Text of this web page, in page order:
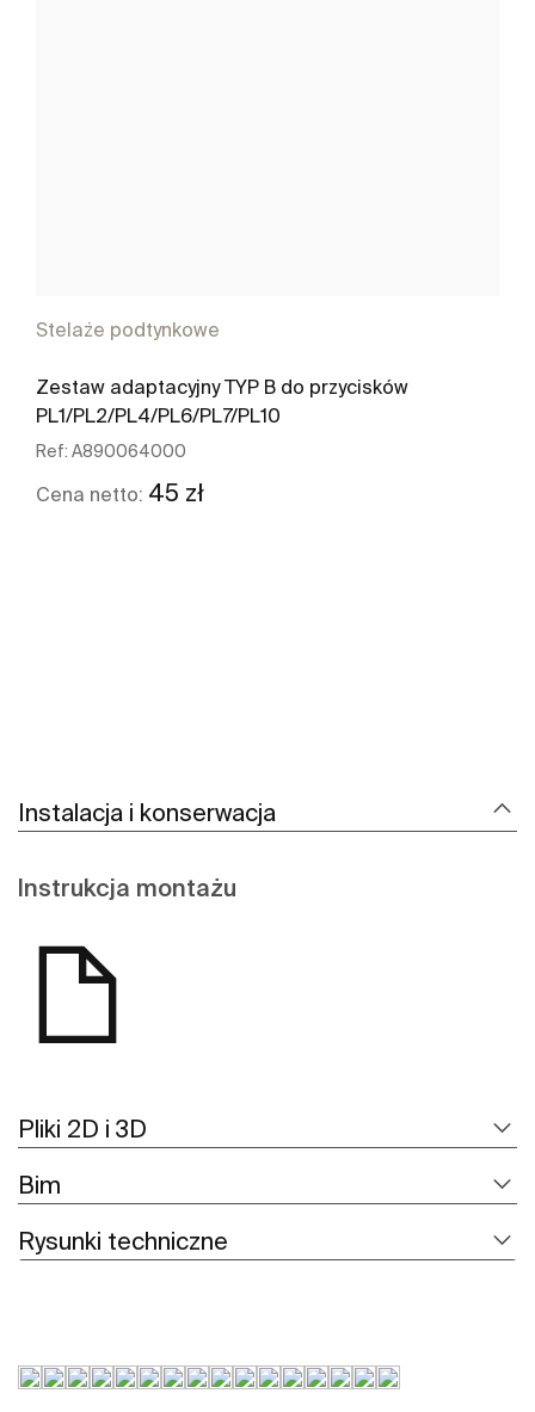
Stelaże podtynkowe
Zestaw adaptacyjny TYP B do przycisków
PL1/PL2/PL4/PL6/PL7/PL10
Ref: A890064000
Cena netto: 45 zł
Instalacja i konserwacja
Instrukcja montażu
Pliki 2D i 3D
Bim
Rysunki techniczne